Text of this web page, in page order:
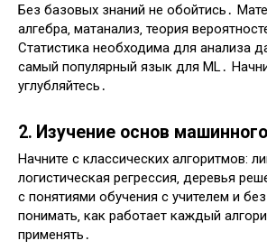
Без базовых знаний не обойтись․
алгебра‚ матанализ‚ теория
Статистика необходима для анализа
самый популярный язык для ML․
углубляйтесь․
2․ Изучение основ
Начните с классических алгоритмов:
логистическая регрессия‚ деревья
с понятиями обучения с учителем и
понимать‚ как работает каждый
применять․